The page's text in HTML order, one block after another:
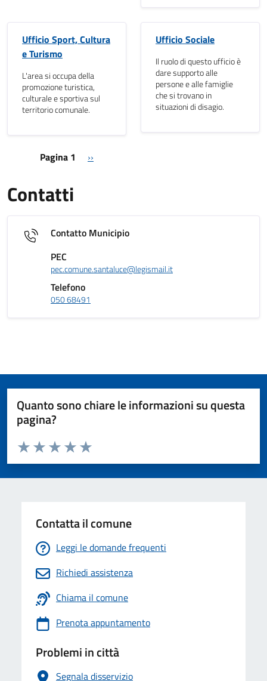
Ufficio Sport, Cultura
e Turismo
L'area si occupa della
promozione turistica,
culturale e sportiva sul
territorio comunale.
Ufficio Sociale
Il ruolo di questo ufficio è
dare supporto alle
persone e alle famiglie
che si trovano in
situazioni di disagio.
Paginazione
Pagina 1 Pagina successiva
››
Contatti
Contatto Municipio
PEC
pec.comune.santaluce@legismail.it
Telefono
050 68491
Quanto sono chiare le informazioni su questa
pagina?
Valuta da 1 a 5 stelle la pagina
Valuta 5 stelle su 5
Valuta 4 stelle su 5
Valuta 3 stelle su 5
Valuta 2 stelle su 5
Valuta 1 stelle su 5
Contatta il comune
Leggi le domande frequenti
Richiedi assistenza
Chiama il comune
Prenota appuntamento
Problemi in città
Segnala disservizio